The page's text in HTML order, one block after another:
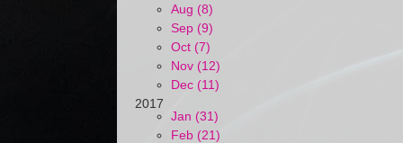
Aug (8)
Sep (9)
Oct (7)
Nov (12)
Dec (11)
2017
Jan (31)
Feb (21)